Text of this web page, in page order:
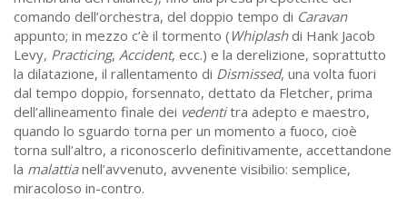
comando dell’orchestra, del doppio tempo di Caravan
appunto; in mezzo c’è il tormento ( Whiplashdi Hank Jacob
Levy, Practicing, Accident, ecc.) e la derelizione, soprattutto
la dilatazione, il rallentamento di Dismissed, una volta fuori
dal tempo doppio, forsennato, dettato da Fletcher, prima
dell’allineamento finale dei vedentitra adepto e maestro,
quando lo sguardo torna per un momento a fuoco, cioè
torna sull’altro, a riconoscerlo definitivamente, accettandone
la malattianell’avvenuto, avvenente visibilio: semplice,
miracoloso in-contro.